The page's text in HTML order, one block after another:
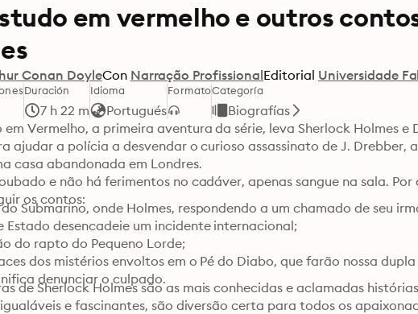
em vermelho e outros
Conan DoyleCon Narração ProfissionalEditorial Universidade
Duración
7 h 22 m
Idioma
Portugués
FormatoCategoría
Biografías
em Vermelho, a primeira aventura da série, leva Sherlock Holmes e
ajudar a polícia a desvendar o curioso assassinato de J. Drebber,
casa abandonada em Londres.
e não há ferimentos no cadáver, apenas sangue na sala. Por
os contos:
Submarino, onde Holmes, respondendo a um chamado de seu
Estado desencadeie um incidente internacional;
do rapto do Pequeno Lorde;
dos mistérios envoltos em o Pé do Diabo, que farão nossa
denunciar o culpado.
de Sherlock Holmes são as mais conhecidas e aclamadas
e fascinantes, são diversão certa para todos os